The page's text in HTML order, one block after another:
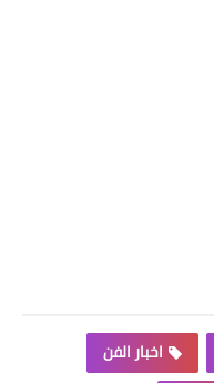
اخبار الفن